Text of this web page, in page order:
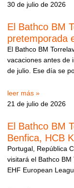
30 de julio de 2026
El Bathco BM
pretemporada
El Bathco BM
vacaciones antes de
de julio. Ese día se
leer más »
21 de julio de 2026
El Bathco BM
Benfica, HCB
Portugal, República
visitará el Bathco
EHF European